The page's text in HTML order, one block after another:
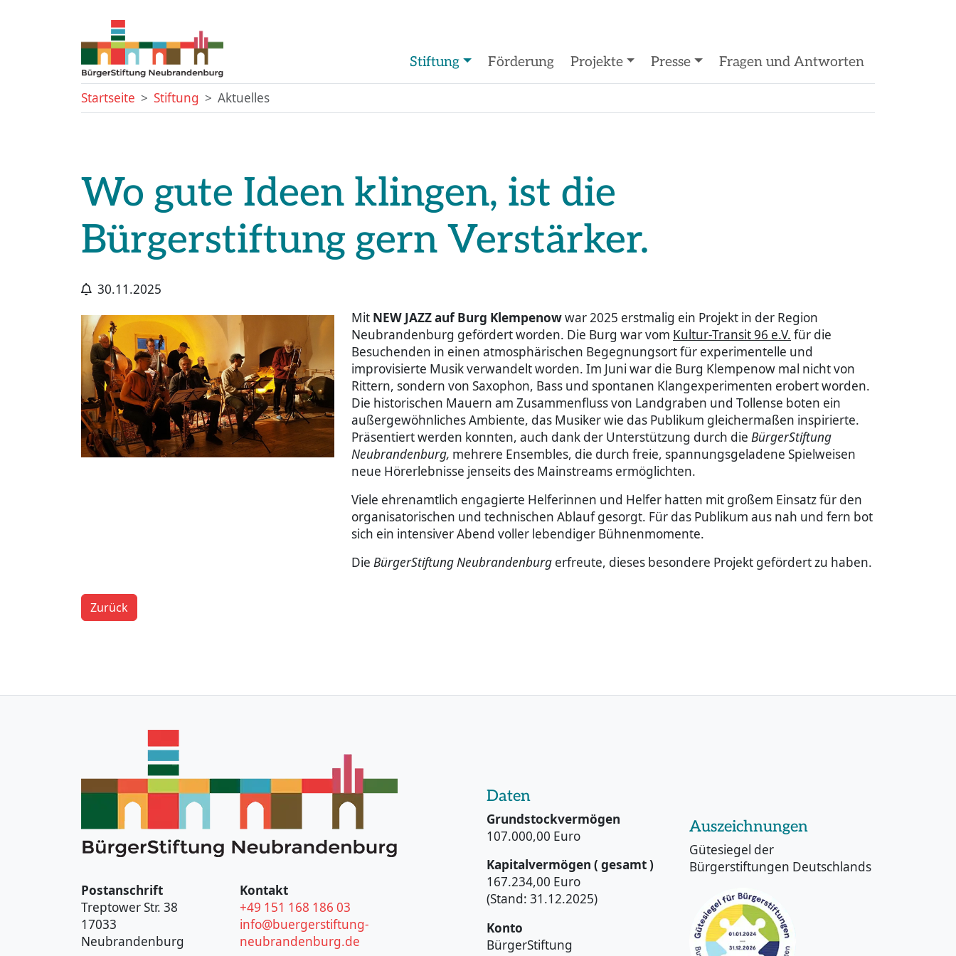
Stiftung Förderung Projekte Presse Fragen und Antworten
Startseite Stiftung Aktuelles
Wo gute Ideen klingen, ist die
Bürgerstiftung gern Verstärker.
30.11.2025
Mit NEW JAZZ auf Burg Klempenowwar 2025 erstmalig ein Projekt in der Region
Neubrandenburg gefördert worden. Die Burg war vom Kultur-Transit 96 e.V. für die
Besuchenden in einen atmosphärischen Begegnungsort für experimentelle und
improvisierte Musik verwandelt worden. Im Juni war die Burg Klempenow mal nicht von
Rittern, sondern von Saxophon, Bass und spontanen Klangexperimenten erobert worden.
Die historischen Mauern am Zusammenfluss von Landgraben und Tollense boten ein
außergewöhnliches Ambiente, das Musiker wie das Publikum gleichermaßen inspirierte.
Präsentiert werden konnten, auch dank der Unterstützung durch die BürgerStiftung
Neubrandenburg, mehrere Ensembles, die durch freie, spannungsgeladene Spielweisen
neue Hörerlebnisse jenseits des Mainstreams ermöglichten.
Viele ehrenamtlich engagierte Helferinnen und Helfer hatten mit großem Einsatz für den
organisatorischen und technischen Ablauf gesorgt. Für das Publikum aus nah und fern bot
sich ein intensiver Abend voller lebendiger Bühnenmomente.
Die BürgerStiftung Neubrandenburg erfreute, dieses besondere Projekt gefördert zu haben.
Zurück
Postanschrift
Treptower Str. 38
17033
Neubrandenburg
Kontakt
+49 151 168 186 03
info@buergerstiftung-
neubrandenburg.de
Daten
Grundstockvermögen
107.000,00 Euro
Kapitalvermögen ( gesamt )
167.234,00 Euro
(Stand: 31.12.2025)
Konto
BürgerStiftung
Auszeichnungen
Gütesiegel der
Bürgerstiftungen Deutschlands